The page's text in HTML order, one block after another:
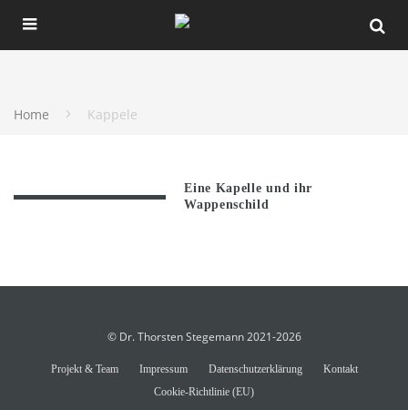
Home Kappele
Eine Kapelle und ihr
Wappenschild
© Dr. Thorsten Stegemann 2021-2026
Projekt & Team Impressum Datenschutzerklärung
Kontakt
Cookie-Richtlinie (EU)